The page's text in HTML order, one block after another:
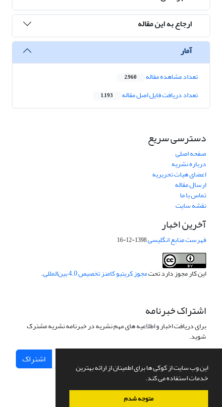
این وب سایت از کوکی ها برای اطمینان از ارائه بهترین
خدمات استفاده می کند.
متوجه شدم
ارجاع به این مقاله
آمار
تعداد مشاهده مقاله 2,960
تعداد دریافت فایل اصل مقاله 1,193
دسترسی سریع
صفحه اصلی
درباره نشریه
اعضای هیات تحریریه
ارسال مقاله
تماس با ما
نقشه سایت
آخرین اخبار
فهرست منابع انگلیسی1398-12-16
این کار مجوز دارد تحتمجوز کریتیو کامنز تخصیص 4.0 بین‌المللی .
اشتراک خبرنامه
برای دریافت اخبار و اطلاعیه های مهم نشریه در خبرنامه نشریه مشترک
شوید.
اشتراک